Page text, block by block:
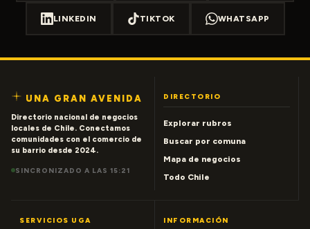
LINKEDIN TIKTOK WHATSAPP
UNA GRAN AVENIDA
Directorio nacional de negocios
locales de Chile. Conectamos
comunidades con el comercio de
su barrio desde 2024.
SINCRONIZADO A LAS 15:21
DIRECTORIO
Explorar rubros
Buscar por comuna
Mapa de negocios
Todo Chile
SERVICIOS UGA INFORMACIÓN